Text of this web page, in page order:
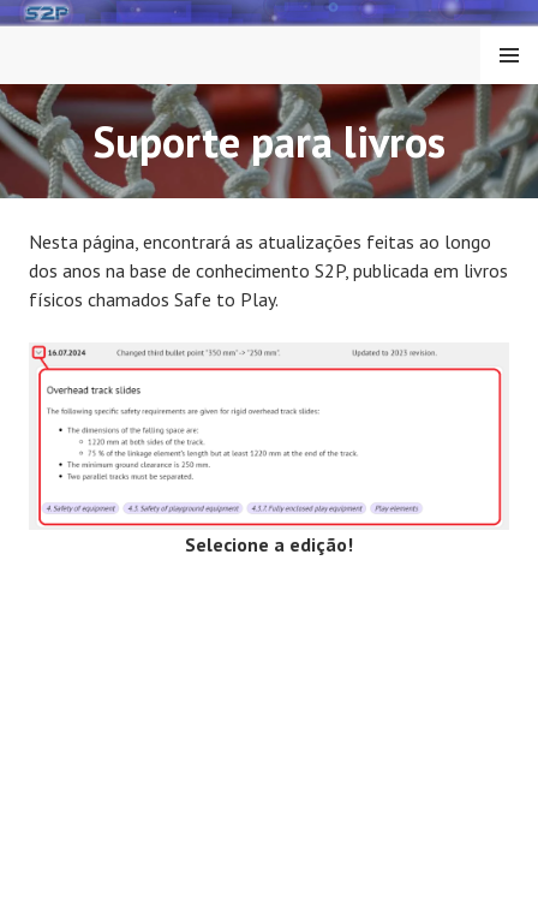
Skip
MENU
Suporte para livros
Nesta página, encontrará as atualizações feitas ao longo
dos anos na base de conhecimento S2P, publicada em livros
físicos chamados Safe to Play.
Selecione a edição!